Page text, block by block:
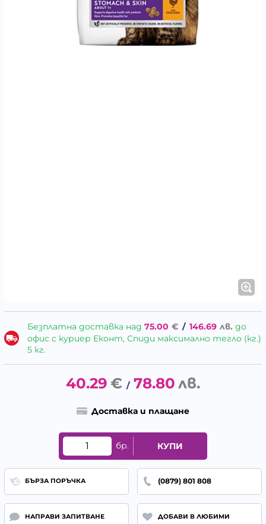
Безплатна доставка над 75.00 € / 146.69 лв. до
офис с куриер Еконт, Спиди максимално тегло (кг.)
5 кг.
40.29 € / 78.80 лв.
Доставка и плащане
бр. КУПИ
БЪРЗА ПОРЪЧКА (0879) 801 808
НАПРАВИ ЗАПИТВАНЕ ДОБАВИ В ЛЮБИМИ